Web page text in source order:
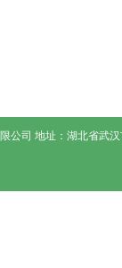
公司 地址：湖北省武汉